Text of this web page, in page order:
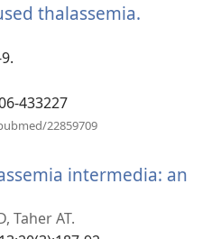
thalassemia.
433227
22859709
窗
intermedia: an
Taher AT.